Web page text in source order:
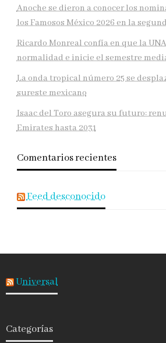
Anoche se dieron a conocer los
los Famosos México 2026 en la
Ricardo Monreal confía en que la
normalidad e inicie el semestre
La onda tropical número 25 se
sureste mexicano
Isaac del Toro asegura su futuro:
Emirates hasta 2031
Comentarios recientes
Feed desconocido
Universal
Categorías